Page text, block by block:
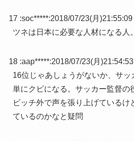
17 :soc*****:2018/07/23(月)21:55:09
ツネは日本に必要な人材になる人。
18 :aap*****:2018/07/23(月)21:54:53
16位じゃあしょうがないか、サ
単にクビになる。サッカー監督の
ビッチ外で声を張り上げているけ
ているのかなと疑問